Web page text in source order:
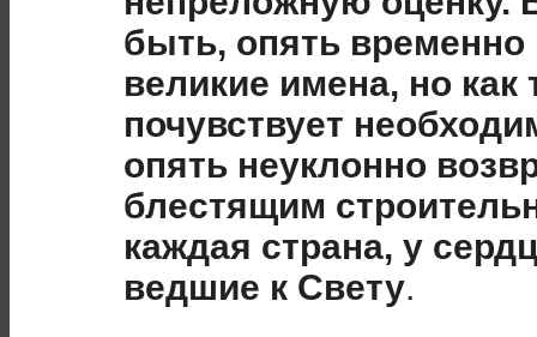
быть, опять
великие имена, но
почувствует
опять неуклонно
блестящим
каждая страна, у
ведшие к Свету.